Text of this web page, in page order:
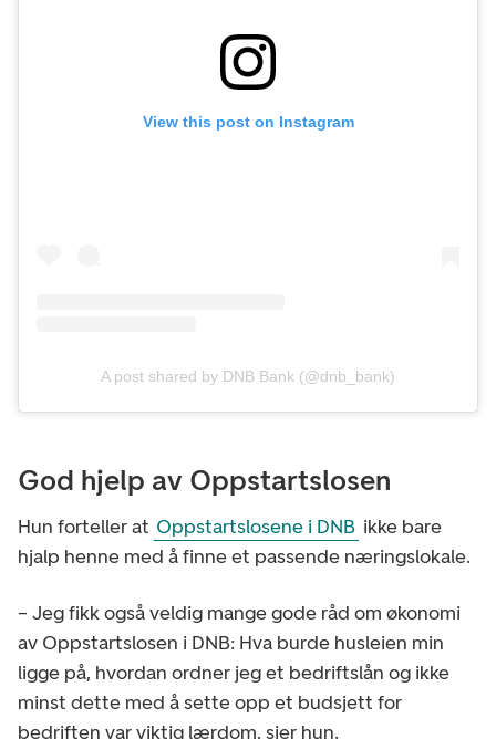
View this post on Instagram
A post shared by DNB Bank (@dnb_bank)
God hjelp av Oppstartslosen
Hun forteller at Oppstartslosene i DNB ikke bare
hjalp henne med å finne et passende næringslokale.
– Jeg fikk også veldig mange gode råd om økonomi
av Oppstartslosen i DNB: Hva burde husleien min
ligge på, hvordan ordner jeg et bedriftslån og ikke
minst dette med å sette opp et budsjett for
bedriften var viktig lærdom, sier hun.